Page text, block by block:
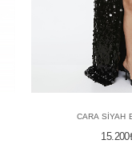
CARA SİYAH
15.200